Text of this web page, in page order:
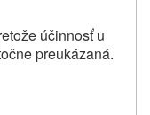
účinnosť u
preukázaná.